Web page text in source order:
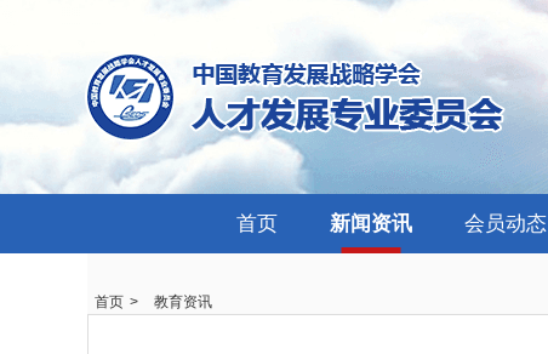
首页 新闻资讯 会员动态
首页 > 教育资讯